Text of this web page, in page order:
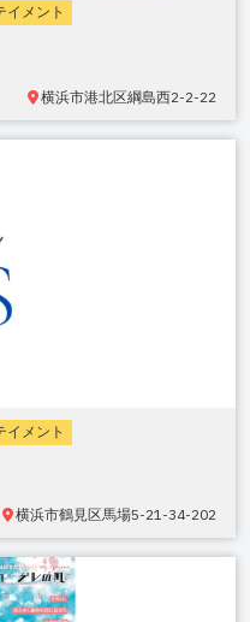
イメント
横浜市港北区綱島西2-2-22
イメント
横浜市鶴見区馬場5-21-34-202